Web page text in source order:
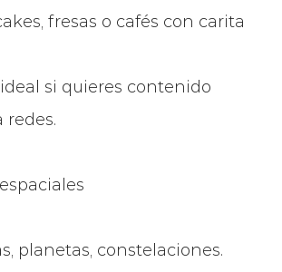
fresas o cafés con carita
si quieres contenido
redes.
planetas, constelaciones.